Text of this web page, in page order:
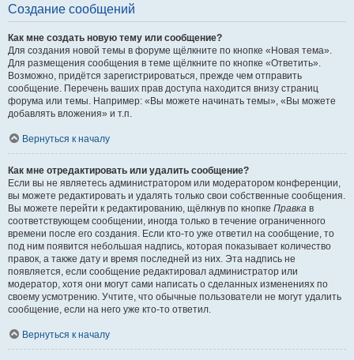
Создание сообщений
Как мне создать новую тему или сообщение?
Для создания новой темы в форуме щёлкните по кнопке «Новая тема».
Для размещения сообщения в теме щёлкните по кнопке «Ответить».
Возможно, придётся зарегистрироваться, прежде чем отправить
сообщение. Перечень ваших прав доступа находится внизу страниц
форума или темы. Например: «Вы можете начинать темы», «Вы можете
добавлять вложения» и т.п.
Вернуться к началу
Как мне отредактировать или удалить сообщение?
Если вы не являетесь администратором или модератором конференции,
вы можете редактировать и удалять только свои собственные сообщения.
Вы можете перейти к редактированию, щёлкнув по кнопке Правка в
соответствующем сообщении, иногда только в течение ограниченного
времени после его создания. Если кто-то уже ответил на сообщение, то
под ним появится небольшая надпись, которая показывает количество
правок, а также дату и время последней из них. Эта надпись не
появляется, если сообщение редактировал администратор или
модератор, хотя они могут сами написать о сделанных изменениях по
своему усмотрению. Учтите, что обычные пользователи не могут удалить
сообщение, если на него уже кто-то ответил.
Вернуться к началу